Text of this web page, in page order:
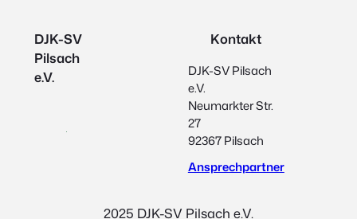
DJK-SV
Pilsach
e.V.
Kontakt
DJK-SV Pilsach
e.V.
Neumarkter Str.
27
92367 Pilsach
Ansprechpartner
2025 DJK-SV Pilsach e.V.